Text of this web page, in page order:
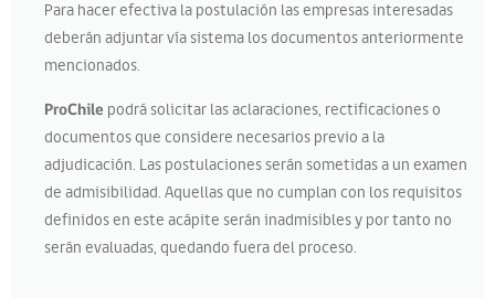
Para hacer efectiva la postulación las empresas interesadas
deberán adjuntar vía sistema los documentos anteriormente
mencionados.
ProChile podrá solicitar las aclaraciones, rectificaciones o
documentos que considere necesarios previo a la
adjudicación. Las postulaciones serán sometidas a un examen
de admisibilidad. Aquellas que no cumplan con los requisitos
definidos en este acápite serán inadmisibles y por tanto no
serán evaluadas, quedando fuera del proceso.